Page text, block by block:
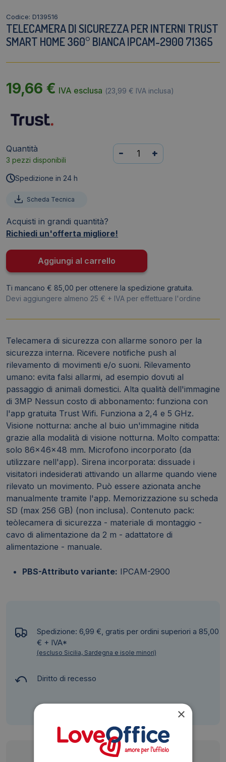
Codice: D139516
TELECAMERA DI SICUREZZA PER INTERNI TRUST
SMART HOME 360° BIANCA IPCAM-2900 71365
19,66 € IVA esclusa (23,99 € IVA inclusa)
Quantità
3 pezzi disponibili
Telecamera
di
Home
bianca
IPCAM-
2900
71365
- +
Spedizione in 24 h
Scheda Tecnica
Acquisti in grandi quantità?
Richiedi un'offerta migliore!
Aggiungi al carrello
Ti mancano € 85,00 per ottenere la spedizione gratuita.
Devi aggiungere almeno 25 € + IVA per effettuare l'ordine
Telecamera di sicurezza con allarme sonoro per la
sicurezza interna. Ricevere notifiche push al
rilevamento di movimenti e/o suoni. Rilevamento
umano: evita falsi allarmi, ad esempio dovuti al
passaggio di animali domestici. Alta qualità dell'immagine
di 3MP Nessun costo di abbonamento: funziona con
l'app gratuita Trust Wifi. Funziona a 2,4 e 5 GHz.
Visione notturna: anche al buio un'immagine nitida
grazie alla modalità di visione notturna. Molto compatta:
solo 86x46x48 mm. Microfono incorporato (da
utilizzare nell'app). Sirena incorporata: dissuade i
visitatori indesiderati attivando un allarme quando viene
rilevato un movimento. Può essere azionata anche
manualmente tramite l'app. Memorizzazione su scheda
SD (max 256 GB) (non inclusa). Contenuto pack:
teòlecamera di sicurezza - materiale di montaggio -
cavo di alimentazione da 2 m - adattatore di
alimentazione - manuale.
PBS-Attributo variante: IPCAM-2900
Spedizione: 6,99 €, gratis per ordini superiori a 85,00
€ + IVA*
(escluso Sicilia, Sardegna e isole minori)
Diritto di recesso
Siamo presenti su
×